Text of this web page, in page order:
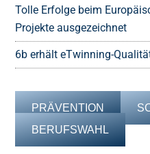
Tolle Erfolge beim
Projekte ausgezeichnet
6b erhält eTwinning-
PRÄVENTION
BERUFSWAHL